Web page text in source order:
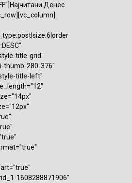
Денес
title-grid"
thumb-280-376"
title-left"
1608288871906"